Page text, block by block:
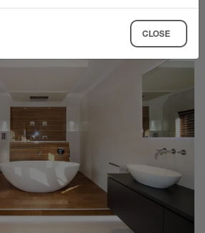
CLOSE